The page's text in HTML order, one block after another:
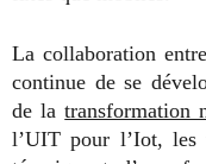
La collaboration
continue de se
de latransformation
l’UIT pour l’Iot, les